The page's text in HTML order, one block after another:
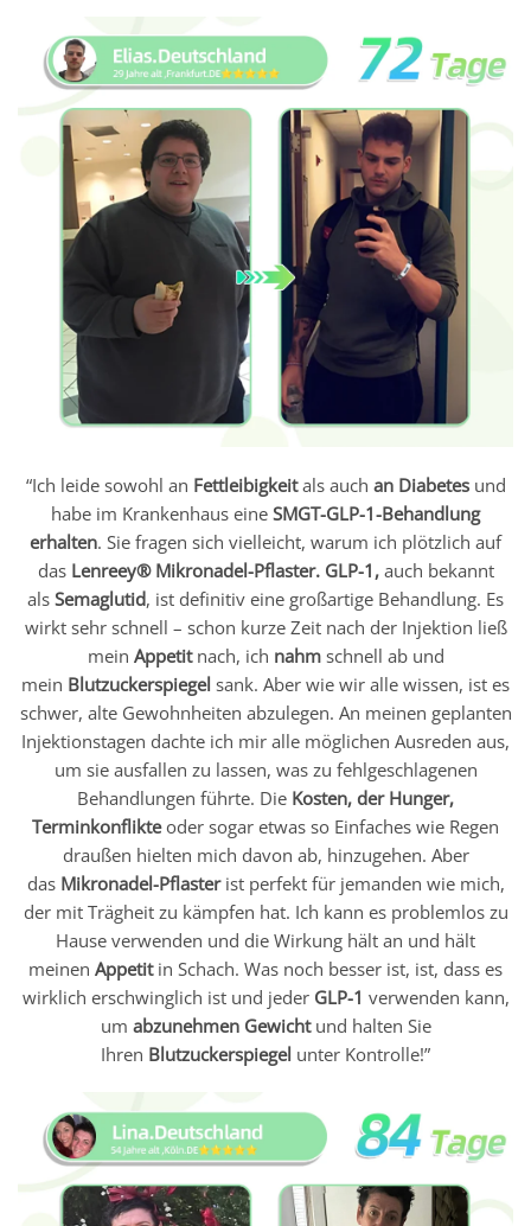
“Ich leide sowohl an Fettleibigkeitals auch an Diabetesund
habe im Krankenhaus eine SMGT-GLP-1-Behandlung
erhalten. Sie fragen sich vielleicht, warum ich plötzlich auf
dasLenreey® Mikronadel-Pflaster. GLP-1,auch bekannt
als Semaglutid, ist definitiv eine großartige Behandlung. Es
wirkt sehr schnell – schon kurze Zeit nach der Injektion ließ
mein Appetit nach, ich nahm schnell ab und
mein Blutzuckerspiegel sank. Aber wie wir alle wissen, ist es
schwer, alte Gewohnheiten abzulegen. An meinen geplanten
Injektionstagen dachte ich mir alle möglichen Ausreden aus,
um sie ausfallen zu lassen, was zu fehlgeschlagenen
Behandlungen führte. Die Kosten, der Hunger,
Terminkonflikteoder sogar etwas so Einfaches wie Regen
draußen hielten mich davon ab, hinzugehen. Aber
das Mikronadel-Pflasterist perfekt für jemanden wie mich,
der mit Trägheit zu kämpfen hat. Ich kann es problemlos zu
Hause verwenden und die Wirkung hält an und hält
meinen Appetit in Schach. Was noch besser ist, ist, dass es
wirklich erschwinglich ist und jeder GLP-1 verwenden kann,
um abzunehmen Gewichtund halten Sie
Ihren Blutzuckerspiegel unter Kontrolle!”